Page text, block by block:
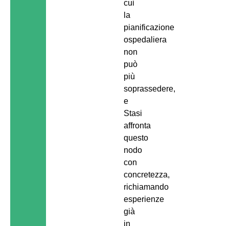
cui
la
pianificazione
ospedaliera
non
può
più
soprassedere,
e
Stasi
affronta
questo
nodo
con
concretezza,
richiamando
esperienze
già
in